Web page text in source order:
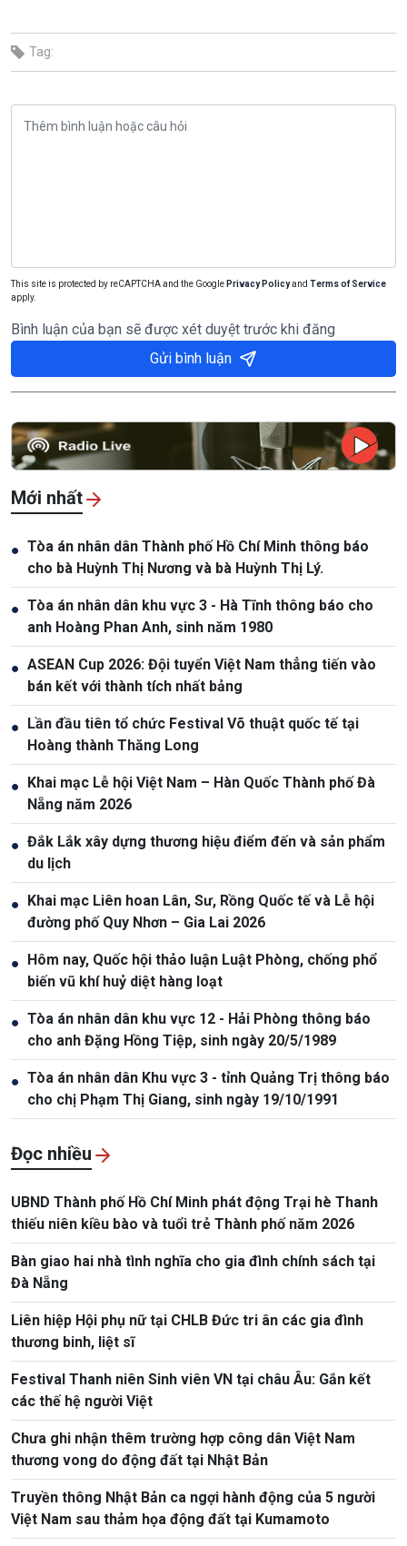
Tag:
This site is protected by reCAPTCHA and the Google Privacy Policyand Terms of Service
apply.
Bình luận của bạn sẽ được xét duyệt trước khi đăng
Gửi bình luận
Mới nhất
● Tòa án nhân dân Thành phố Hồ Chí Minh thông báo
cho bà Huỳnh Thị Nương và bà Huỳnh Thị Lý.
● Tòa án nhân dân khu vực 3 - Hà Tĩnh thông báo cho
anh Hoàng Phan Anh, sinh năm 1980
● ASEAN Cup 2026: Đội tuyển Việt Nam thẳng tiến vào
bán kết với thành tích nhất bảng
● Lần đầu tiên tổ chức Festival Võ thuật quốc tế tại
Hoàng thành Thăng Long
● Khai mạc Lễ hội Việt Nam – Hàn Quốc Thành phố Đà
Nẵng năm 2026
● Đắk Lắk xây dựng thương hiệu điểm đến và sản phẩm
du lịch
● Khai mạc Liên hoan Lân, Sư, Rồng Quốc tế và Lễ hội
đường phố Quy Nhơn – Gia Lai 2026
● Hôm nay, Quốc hội thảo luận Luật Phòng, chống phổ
biến vũ khí huỷ diệt hàng loạt
● Tòa án nhân dân khu vực 12 - Hải Phòng thông báo
cho anh Đặng Hồng Tiệp, sinh ngày 20/5/1989
● Tòa án nhân dân Khu vực 3 - tỉnh Quảng Trị thông báo
cho chị Phạm Thị Giang, sinh ngày 19/10/1991
Đọc nhiều
UBND Thành phố Hồ Chí Minh phát động Trại hè Thanh
thiếu niên kiều bào và tuổi trẻ Thành phố năm 2026
Bàn giao hai nhà tình nghĩa cho gia đình chính sách tại
Đà Nẵng
Liên hiệp Hội phụ nữ tại CHLB Đức tri ân các gia đình
thương binh, liệt sĩ
Festival Thanh niên Sinh viên VN tại châu Âu: Gắn kết
các thế hệ người Việt
Chưa ghi nhận thêm trường hợp công dân Việt Nam
thương vong do động đất tại Nhật Bản
Truyền thông Nhật Bản ca ngợi hành động của 5 người
Việt Nam sau thảm họa động đất tại Kumamoto